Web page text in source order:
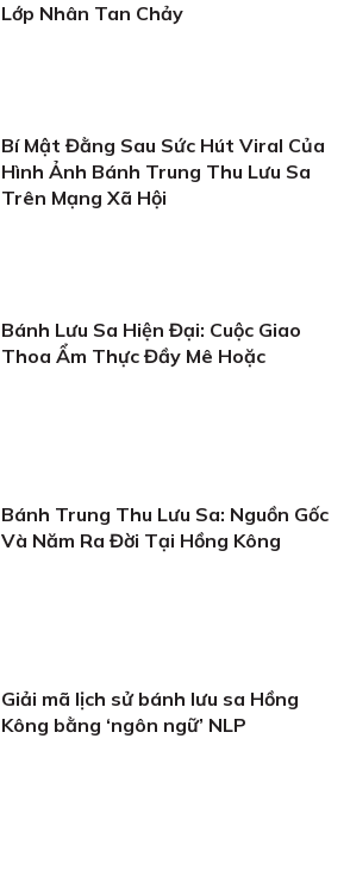
Lớp Nhân Tan Chảy
Bí Mật Đằng Sau Sức Hút Viral Của
Hình Ảnh Bánh Trung Thu Lưu Sa
Trên Mạng Xã Hội
Bánh Lưu Sa Hiện Đại: Cuộc Giao
Thoa Ẩm Thực Đầy Mê Hoặc
Bánh Trung Thu Lưu Sa: Nguồn Gốc
Và Năm Ra Đời Tại Hồng Kông
Giải mã lịch sử bánh lưu sa Hồng
Kông bằng ‘ngôn ngữ’ NLP